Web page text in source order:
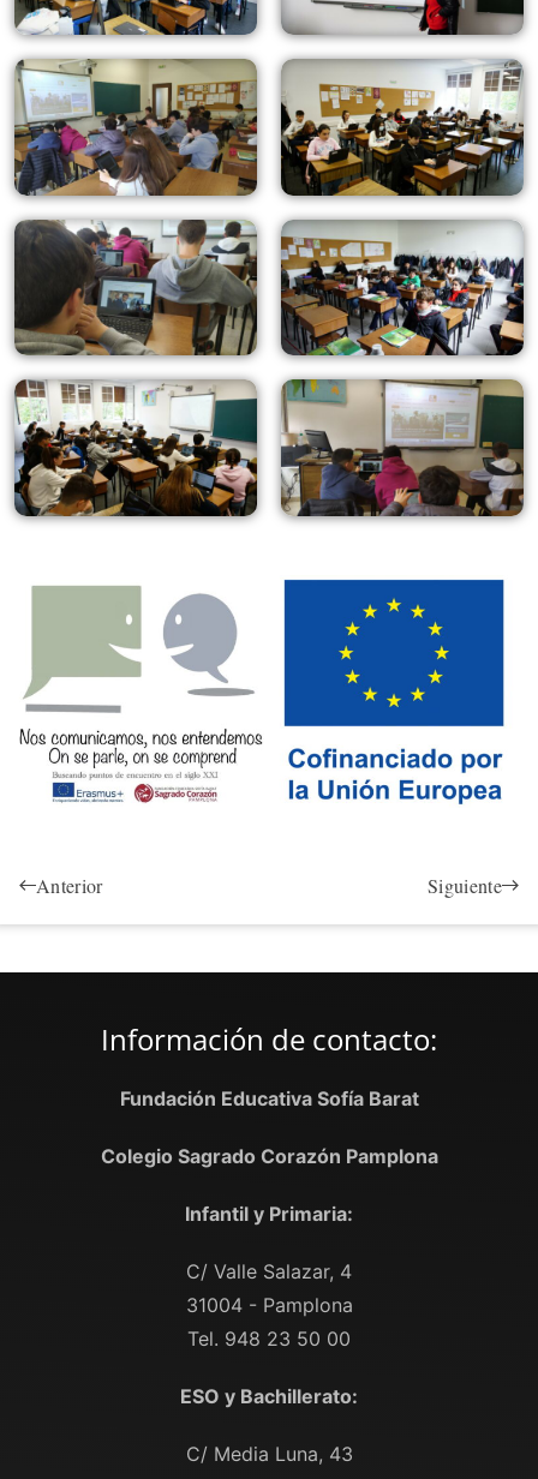
Anterior Siguiente
Información de contacto:
Fundación Educativa Sofía Barat
Colegio Sagrado Corazón Pamplona
Infantil y Primaria:
C/ Valle Salazar, 4
31004 - Pamplona
Tel. 948 23 50 00
ESO y Bachillerato:
C/ Media Luna, 43